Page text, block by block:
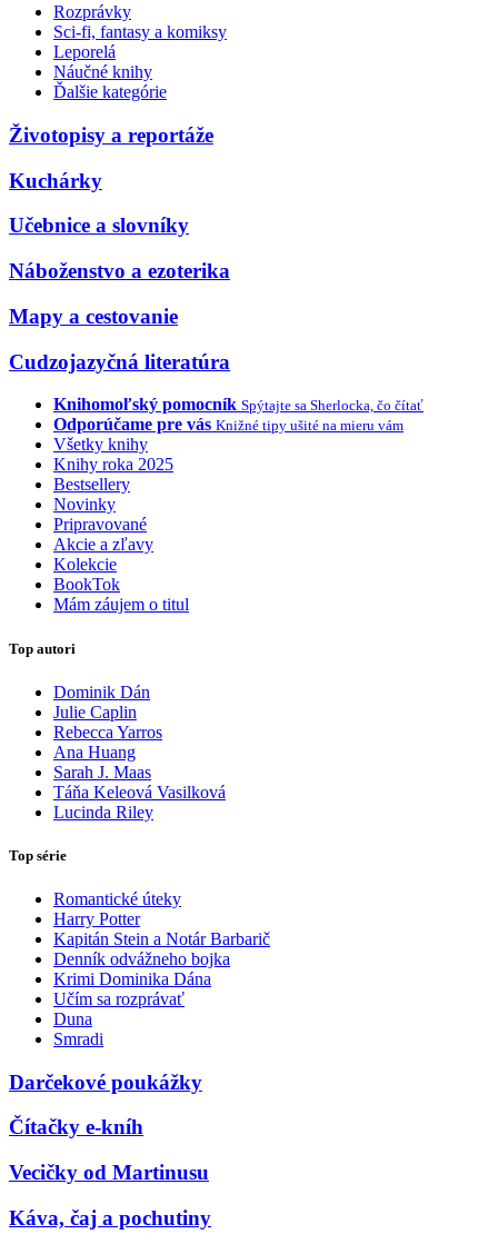
Rozprávky
Sci-fi, fantasy a komiksy
Leporelá
Náučné knihy
Ďalšie kategórie
Životopisy a reportáže
Kuchárky
Učebnice a slovníky
Náboženstvo a ezoterika
Mapy a cestovanie
Cudzojazyčná literatúra
Knihomoľský pomocník Spýtajte sa Sherlocka, čo čítať
Odporúčame pre vás Knižné tipy ušité na mieru vám
Všetky knihy
Knihy roka 2025
Bestsellery
Novinky
Pripravované
Akcie a zľavy
Kolekcie
BookTok
Mám záujem o titul
Top autori
Dominik Dán
Julie Caplin
Rebecca Yarros
Ana Huang
Sarah J. Maas
Táňa Keleová Vasilková
Lucinda Riley
Top série
Romantické úteky
Harry Potter
Kapitán Stein a Notár Barbarič
Denník odvážneho bojka
Krimi Dominika Dána
Učím sa rozprávať
Duna
Smradi
Darčekové poukážky
Čítačky e-kníh
Vecičky od Martinusu
Káva, čaj a pochutiny